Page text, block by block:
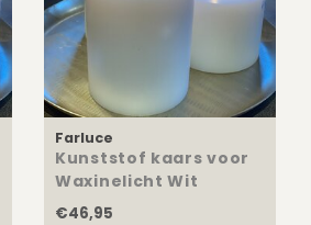
Farluce
Kunststof kaars voor
Waxinelicht Wit
10x15cm
€46,95